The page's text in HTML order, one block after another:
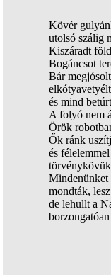
Kövér
utolsó szálig
Kiszáradt
Bogáncsot
Bár
és mind
A folyó nem
Örök
Ők ránk
és
Mindenünket
mondták,
de lehullt a